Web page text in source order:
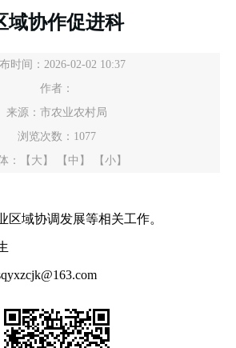
域协作促进科
时间：2026-02-02 10:37
作者：
来源：市农业农村局
浏览次数： 1077
：
【大】 【中】 【小】
域协调发展等相关工作。